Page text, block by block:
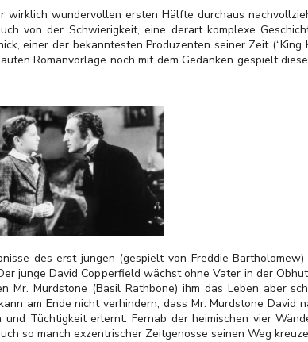
wirklich wundervollen ersten Hälfte durchaus
von der Schwierigkeit, eine derart komplexe
einer der bekanntesten Produzenten seiner Zeit (“King
Romanvorlage noch mit dem Gedanken gespielt
des erst jungen (gespielt von Freddie
junge David Copperfield wächst ohne Vater in der
Mr. Murdstone (Basil Rathbone) ihm das Leben aber
am Ende nicht verhindern, dass Mr. Murdstone David
Tüchtigkeit erlernt. Fernab der heimischen vier
so manch exzentrischer Zeitgenosse seinen Weg